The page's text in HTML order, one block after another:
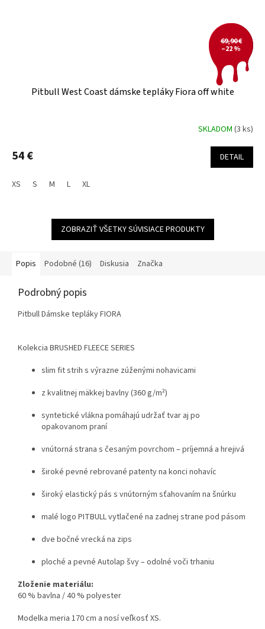
69,90 €
–22 %
Pitbull West Coast dámske tepláky Fiora off white
SKLADOM (3 ks)
54 € DETAIL
XS S M L XL
ZOBRAZIŤ VŠETKY SÚVISIACE PRODUKTY
Popis Podobné (16) Diskusia Značka
Podrobný popis
Pitbull Dámske tepláky FIORA
Kolekcia BRUSHED FLEECE SERIES
slim fit strih s výrazne zúženými nohavicami
z kvalitnej mäkkej bavlny (360 g/m²)
syntetické vlákna pomáhajú udržať tvar aj po
opakovanom praní
vnútorná strana s česaným povrchom – príjemná a hrejivá
široké pevné rebrované patenty na konci nohavíc
široký elastický pás s vnútorným sťahovaním na šnúrku
malé logo PITBULL vytlačené na zadnej strane pod pásom
dve bočné vrecká na zips
ploché a pevné Autolap švy – odolné voči trhaniu
Zloženie materiálu:
60 % bavlna / 40 % polyester
Modelka meria 170 cm a nosí veľkosť XS.